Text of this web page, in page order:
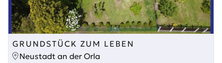
GRUNDSTÜCK ZUM LEBEN
Neustadt an der Orla